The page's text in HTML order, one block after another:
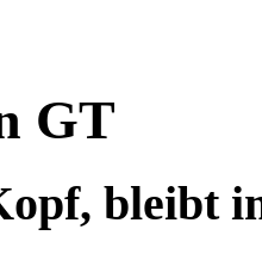
GT
bleibt